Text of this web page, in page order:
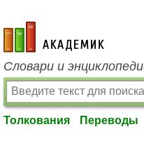
academic.ru
Словари и
Толкования Переводы